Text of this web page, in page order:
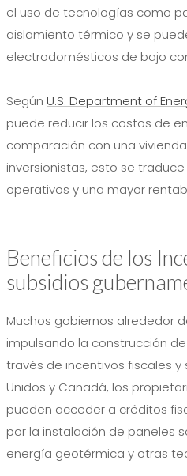
el uso de tecnologías como
aislamiento térmico y se
electrodomésticos de bajo
Según U.S. Department of
puede reducir los costos de
comparación con una
inversionistas, esto se
operativos y una mayor
Beneficios de los
subsidios
Muchos gobiernos alrededor
impulsando la construcción
través de incentivos fiscales y
Unidos y Canadá, los
pueden acceder a créditos
por la instalación de paneles
energía geotérmica y otras